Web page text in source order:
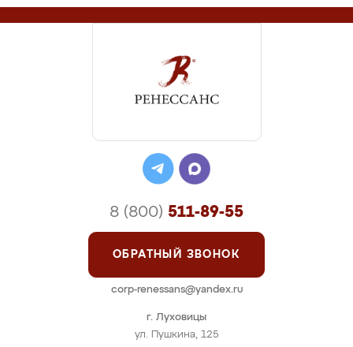
г. Луховицы
ул. Пушкина, 125
8 (800) 511-89-55
ОБРАТНЫЙ ЗВОНОК
corp-renessans@yandex.ru